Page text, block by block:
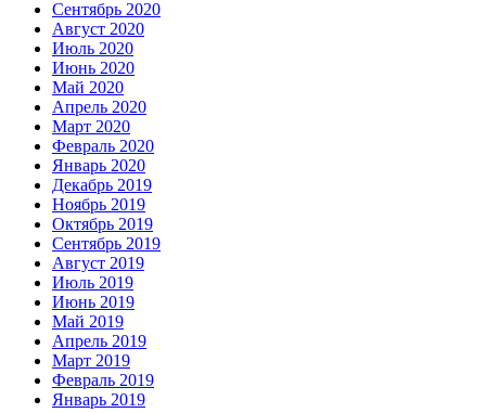
Сентябрь 2020
Август 2020
Июль 2020
Июнь 2020
Май 2020
Апрель 2020
Март 2020
Февраль 2020
Январь 2020
Декабрь 2019
Ноябрь 2019
Октябрь 2019
Сентябрь 2019
Август 2019
Июль 2019
Июнь 2019
Май 2019
Апрель 2019
Март 2019
Февраль 2019
Январь 2019